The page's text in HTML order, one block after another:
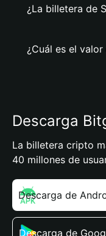
¿La billetera de
¿Cuál es el valor
Descarga
La billetera cripto
40 millones de
Descarga de
Descarga de